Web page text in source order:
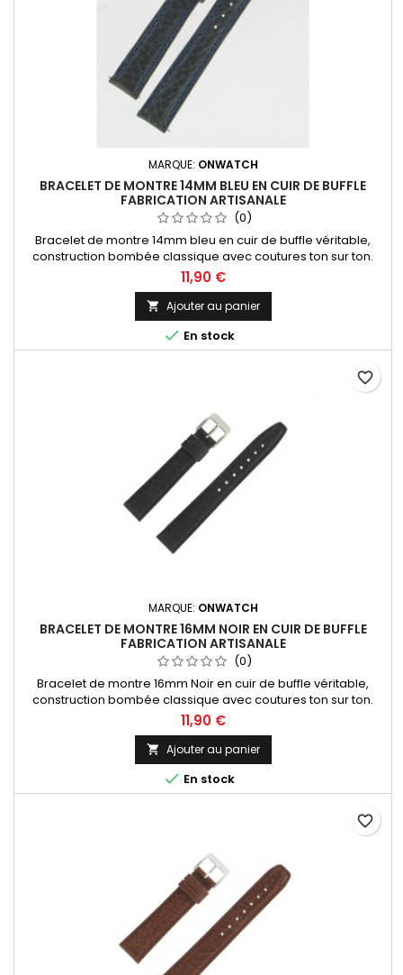
MARQUE: ONWATCH
BRACELET DE MONTRE 14MM BLEU EN CUIR DE BUFFLE
FABRICATION ARTISANALE
(0)
Bracelet de montre 14mm bleu en cuir de buffle véritable,
construction bombée classique avec coutures ton sur ton.
Fabrication artisanale Made in Spain.
11,90 €
 Ajouter au panier
 En stock
MARQUE: ONWATCH
BRACELET DE MONTRE 16MM NOIR EN CUIR DE BUFFLE
FABRICATION ARTISANALE
(0)
Bracelet de montre 16mm Noir en cuir de buffle véritable,
construction bombée classique avec coutures ton sur ton.
Fabrication artisanale Made in Spain.
11,90 €
 Ajouter au panier
 En stock
favorite_border
favorite_border